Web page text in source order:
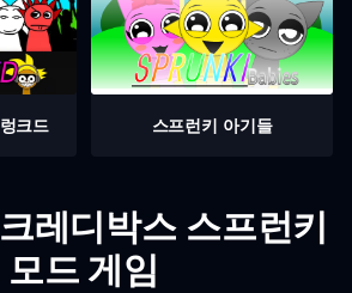
크드 스프런키 아기들
레디박스 스프런키
모드 게임